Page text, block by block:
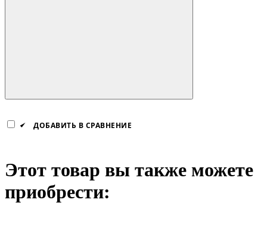
ДОБАВИТЬ В СРАВНЕНИЕ
Этот товар вы также можете
приобрести: